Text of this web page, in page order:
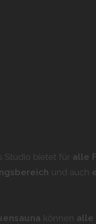
Studio bietet für alle
und auch
können alle